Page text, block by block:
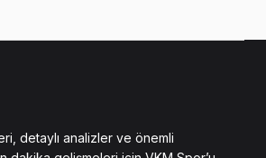
detaylı analizler ve önemli